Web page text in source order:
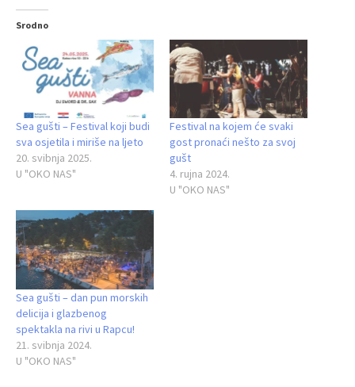
Srodno
Sea gušti – Festival koji budi
sva osjetila i miriše na ljeto
20. svibnja 2025.
U "OKO NAS"
Festival na kojem će svaki
gost pronaći nešto za svoj
gušt
4. rujna 2024.
U "OKO NAS"
Sea gušti – dan pun morskih
delicija i glazbenog
spektakla na rivi u Rapcu!
21. svibnja 2024.
U "OKO NAS"